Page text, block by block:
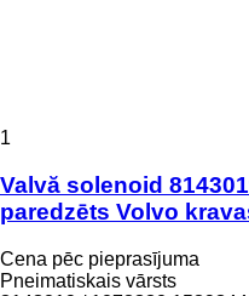
1
Valvă solenoid
paredzēts Volvo
Cena pēc pieprasījuma
Pneimatiskais vārsts